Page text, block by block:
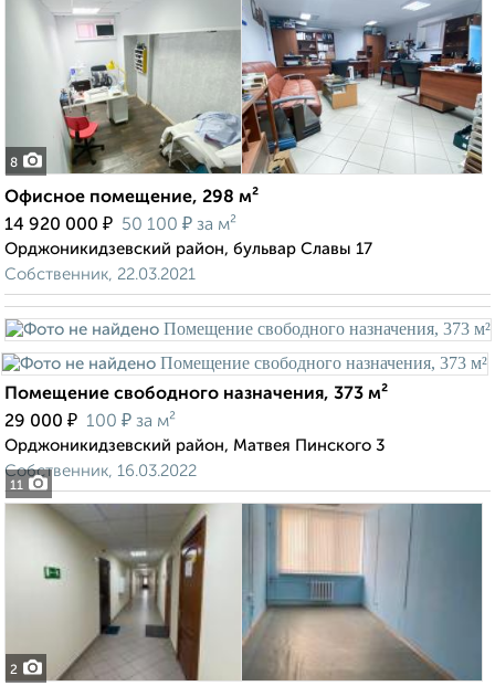
8
Офисное помещение, 298 м²
14 920 000 ₽ 50 100 ₽ за м²
Орджоникидзевский район, бульвар Славы 17
Собственник, 22.03.2021
11
Помещение свободного назначения, 373 м²
29 000 ₽ 100 ₽ за м²
Орджоникидзевский район, Матвея Пинского 3
Собственник, 16.03.2022
2